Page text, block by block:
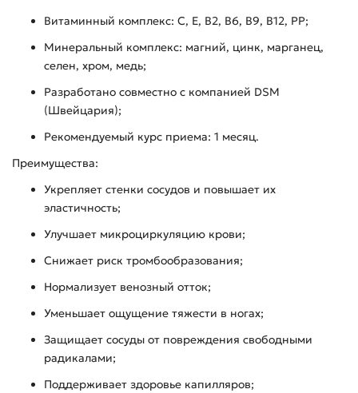
Витаминный комплекс: С, Е, В2, В6, В9, В12, РР;
Минеральный комплекс: магний, цинк, марганец,
селен, хром, медь;
Разработано совместно с компанией DSM
(Швейцария);
Рекомендуемый курс приема: 1 месяц.
Преимущества:
Укрепляет стенки сосудов и повышает их
эластичность;
Улучшает микроциркуляцию крови;
Снижает риск тромбообразования;
Нормализует венозный отток;
Уменьшает ощущение тяжести в ногах;
Защищает сосуды от повреждения свободными
радикалами;
Поддерживает здоровье капилляров;